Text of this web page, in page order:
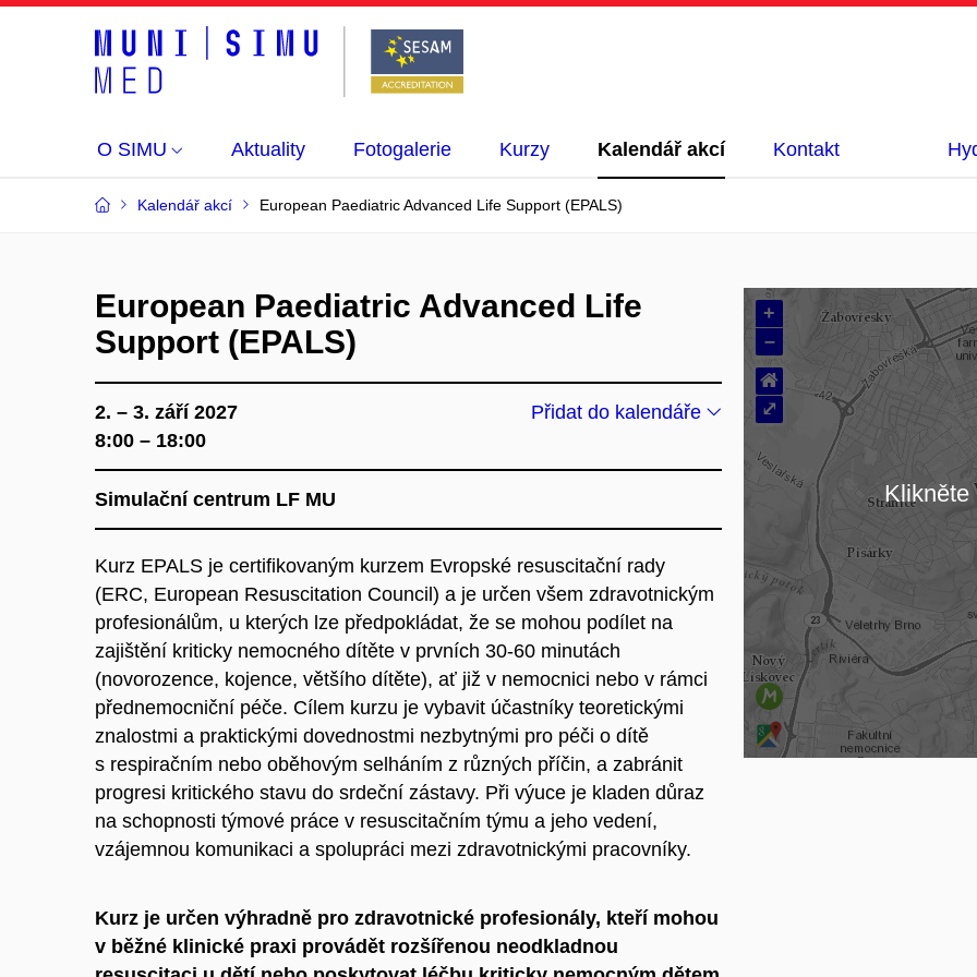
O SIMU Aktuality Fotogalerie Kurzy Kalendář akcí Kontakt
Kalendář akcí European Paediatric Advanced Life Support (EPALS)
European Paediatric Advanced Life
Support (EPALS)
2. – 3. září 2027
8:00 – 18:00
Přidat do kalendáře
Simulační centrum LF MU
Kurz EPALS je certifikovaným kurzem Evropské resuscitační rady
(ERC, European Resuscitation Council) a je určen všem zdravotnickým
profesionálům, u kterých lze předpokládat, že se mohou podílet na
zajištění kriticky nemocného dítěte v prvních 30-60 minutách
(novorozence, kojence, většího dítěte), ať již v nemocnici nebo v rámci
přednemocniční péče. Cílem kurzu je vybavit účastníky teoretickými
znalostmi a praktickými dovednostmi nezbytnými pro péči o dítě
s respiračním nebo oběhovým selháním z různých příčin, a zabránit
progresi kritického stavu do srdeční zástavy. Při výuce je kladen důraz
na schopnosti týmové práce v resuscitačním týmu a jeho vedení,
vzájemnou komunikaci a spolupráci mezi zdravotnickými pracovníky.
Kurz je určen výhradně pro zdravotnické profesionály, kteří mohou
v běžné klinické praxi provádět rozšířenou neodkladnou
+
–
⌂
⤢
Klikněte